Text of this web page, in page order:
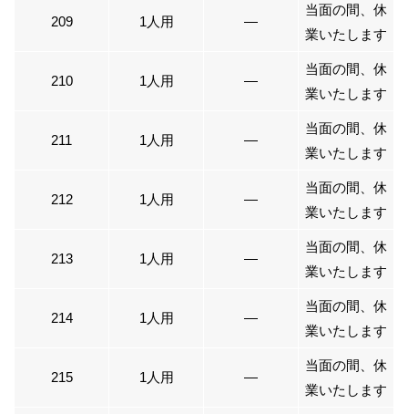
209 1人用 ―
当面の間、休
業いたします
210 1人用 ―
当面の間、休
業いたします
211 1人用 ―
当面の間、休
業いたします
212 1人用 ―
当面の間、休
業いたします
213 1人用 ―
当面の間、休
業いたします
214 1人用 ―
当面の間、休
業いたします
215 1人用 ―
当面の間、休
業いたします